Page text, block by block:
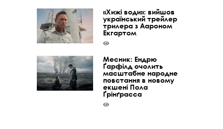
«Хижі води»: вийшов
український трейлер
трилера з Аароном
Екгартом
Месник: Ендрю
Ґарфілд очолить
масштабне народне
повстання в новому
екшені Пола
Ґрінґрасса